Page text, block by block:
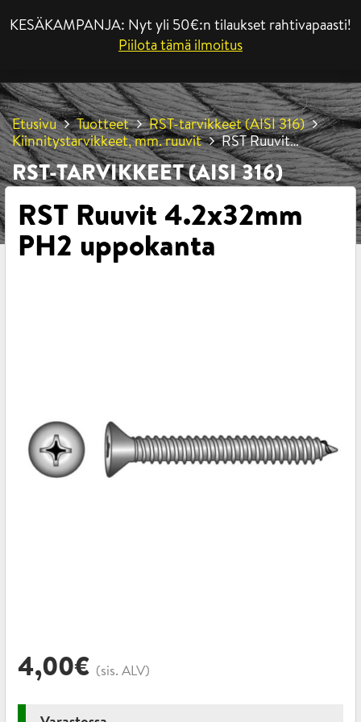
KESÄKAMPANJA: Nyt yli 50€:n tilaukset rahtivapaasti!
Piilota tämä ilmoitus
Etusivu Tuotteet
RST-tarvikkeet (AISI 316)
Kiinnitystarvikkeet, mm. ruuvit
RST Ruuvit
4.2x32mm PH2 uppokanta
RST-TARVIKKEET (AISI 316)
RST Ruuvit 4.2x32mm
PH2 uppokanta
4,00€ (sis. ALV)